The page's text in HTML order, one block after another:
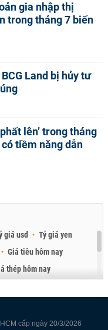
gia nhập thị
trong tháng 7 biến
Land bị hủy tư
lên’ trong tháng
tiềm năng dẫn
giá usd
Tỷ giá yen
Giá tiêu hôm nay
thép hôm nay
cấp ngày 20/3/2026